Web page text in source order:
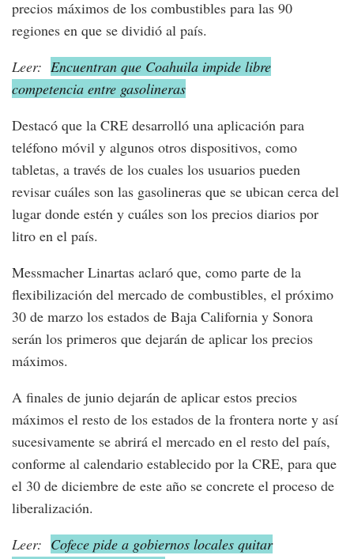
precios máximos de los combustibles para las 90
regiones en que se dividió al país.
Leer: Encuentran que Coahuila impide libre
competencia entre gasolineras
Destacó que la CRE desarrolló una aplicación para
teléfono móvil y algunos otros dispositivos, como
tabletas, a través de los cuales los usuarios pueden
revisar cuáles son las gasolineras que se ubican cerca del
lugar donde estén y cuáles son los precios diarios por
litro en el país.
Messmacher Linartas aclaró que, como parte de la
flexibilización del mercado de combustibles, el próximo
30 de marzo los estados de Baja California y Sonora
serán los primeros que dejarán de aplicar los precios
máximos.
A finales de junio dejarán de aplicar estos precios
máximos el resto de los estados de la frontera norte y así
sucesivamente se abrirá el mercado en el resto del país,
conforme al calendario establecido por la CRE, para que
el 30 de diciembre de este año se concrete el proceso de
liberalización.
Leer: Cofece pide a gobiernos locales quitar